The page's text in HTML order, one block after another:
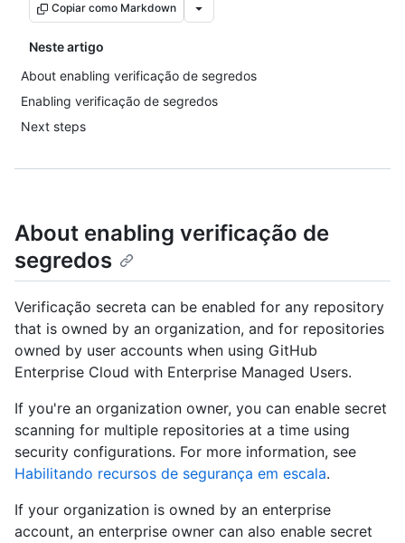
Copiar como Markdown
Neste artigo
About enabling verificação de segredos
Enabling verificação de segredos
Next steps
About enabling verificação de
segredos
Verificação secreta can be enabled for any repository
that is owned by an organization, and for repositories
owned by user accounts when using GitHub
Enterprise Cloud with Enterprise Managed Users.
If you're an organization owner, you can enable secret
scanning for multiple repositories at a time using
security configurations. For more information, see
Habilitando recursos de segurança em escala.
If your organization is owned by an enterprise
account, an enterprise owner can also enable secret